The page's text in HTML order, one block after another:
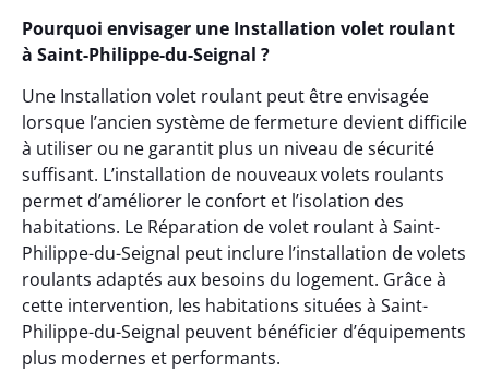
Pourquoi envisager une Installation volet roulant
à Saint-Philippe-du-Seignal ?
Une Installation volet roulant peut être envisagée
lorsque l’ancien système de fermeture devient difficile
à utiliser ou ne garantit plus un niveau de sécurité
suffisant. L’installation de nouveaux volets roulants
permet d’améliorer le confort et l’isolation des
habitations. Le Réparation de volet roulant à Saint-
Philippe-du-Seignal peut inclure l’installation de volets
roulants adaptés aux besoins du logement. Grâce à
cette intervention, les habitations situées à Saint-
Philippe-du-Seignal peuvent bénéficier d’équipements
plus modernes et performants.